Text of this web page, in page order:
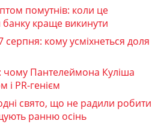
помутнів: коли це
краще викинути
кому усміхнеться доля
чому Пантелеймона Куліша
і PR-генієм
свято, що не радили робити
ранню осінь